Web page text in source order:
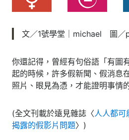
文／1號學堂｜michael 圖／
你還記得，曾經有句俗語「有圖
起的時候，許多假新聞、假消息
照片、眼見為憑，才能證明事情
(全文刊載於遠見雜誌〈人人都
揭露的假影片問題〉)